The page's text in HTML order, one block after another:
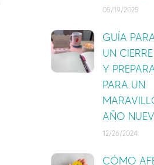
05/19/2025
GUÍA
UN
Y
PARA UN
AÑO
12/26/2024
CÓMO